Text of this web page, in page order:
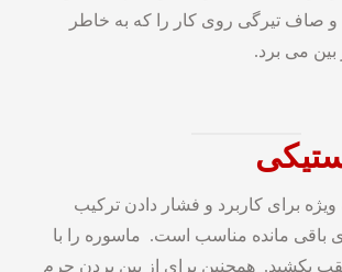
صاف تیرگی روی کار را که به خاطر
می برد.
برای کاربرد و فشار دادن ترکیب
باقی مانده مناسب است. ماسوره را با
بکشید. همچنین برای از بین بردن جرم